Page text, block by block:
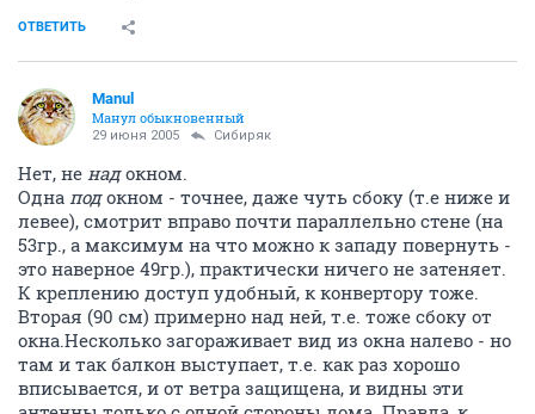
ОТВЕТИТЬ
Manul
Манул обыкновенный
29 июня 2005 Сибиряк
Нет, не надокном.
Одна подокном - точнее, даже чуть сбоку (т.е ниже и
левее), смотрит вправо почти параллельно стене (на
53гр., а максимум на что можно к западу повернуть -
это наверное 49гр.), практически ничего не затеняет.
К креплению доступ удобный, к конвертору тоже.
Вторая (90 см) примерно над ней, т.е. тоже сбоку от
окна.Несколько загораживает вид из окна налево - но
там и так балкон выступает, т.е. как раз хорошо
вписывается, и от ветра защищена, и видны эти